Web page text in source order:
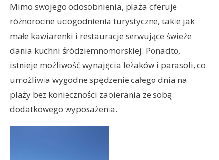
Mimo swojego odosobnienia, plaża oferuje
różnorodne udogodnienia turystyczne, takie jak
małe kawiarenki i restauracje serwujące świeże
dania kuchni śródziemnomorskiej. Ponadto,
istnieje możliwość wynajęcia leżaków i parasoli, co
umożliwia wygodne spędzenie całego dnia na
plaży bez konieczności zabierania ze sobą
dodatkowego wyposażenia.